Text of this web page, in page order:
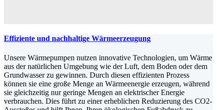
Effiziente und nachhaltige Wärmeerzeugung
Unsere Wärmepumpen nutzen innovative Technologien, um Wärme
aus der natürlichen Umgebung wie der Luft, dem Boden oder dem
Grundwasser zu gewinnen. Durch diesen effizienten Prozess
können sie eine große Menge an Wärmeenergie erzeugen, während
sie gleichzeitig nur geringe Mengen an elektrischer Energie
verbrauchen. Dies führt zu einer erheblichen Reduzierung des CO2-